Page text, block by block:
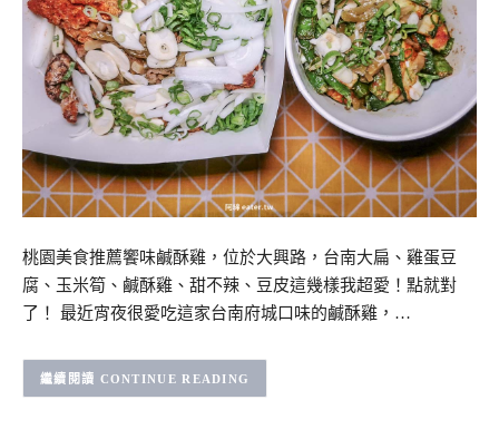
桃園美食推薦饗味鹹酥雞，位於大興路，台南大扁、雞蛋豆
腐、玉米筍、鹹酥雞、甜不辣、豆皮這幾樣我超愛！點就對
了！ 最近宵夜很愛吃這家台南府城口味的鹹酥雞，…
CONTINUE READING